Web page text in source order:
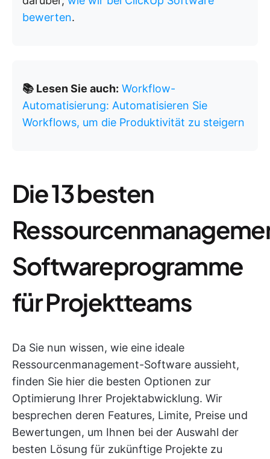
bewerten.
📚 Lesen Sie auch: Workflow-
Automatisierung: Automatisieren Sie
Workflows, um die Produktivität zu steigern
Die 13 besten
Softwareprogramme
für Projektteams
Da Sie nun wissen, wie eine ideale
Ressourcenmanagement-Software aussieht,
finden Sie hier die besten Optionen zur
Optimierung Ihrer Projektabwicklung. Wir
besprechen deren Features, Limite, Preise und
Bewertungen, um Ihnen bei der Auswahl der
besten Lösung für zukünftige Projekte zu